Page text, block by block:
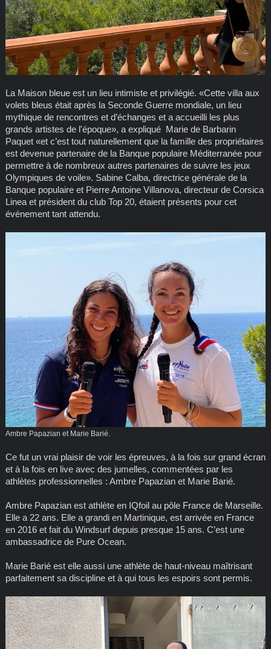
La Maison bleue est un lieu intimiste et privilégié. «Cette villa aux
volets bleus était après la Seconde Guerre mondiale, un lieu
mythique de rencontres et d’échanges et a accueilli les plus
grands artistes de l'époque», a expliqué Marie de Barbarin
Paquet «et c’est tout naturellement que la famille des propriétaires
est devenue partenaire de la Banque populaire Méditerranée pour
permettre à de nombreux autres partenaires de suivre les jeux
Olympiques de voile». Sabine Calba, directrice générale de la
Banque populaire et Pierre Antoine Villanova, directeur de Corsica
Linea et président du club Top 20, étaient présents pour cet
événement tant attendu.
Ambre Papazian et Marie Barié.
Ce fut un vrai plaisir de voir les épreuves, à la fois sur grand écran
et à la fois en live avec des jumelles, commentées par les
athlètes professionnelles : Ambre Papazian et Marie Barié.
Ambre Papazian est athlète en IQfoil au pôle France de Marseille.
Elle a 22 ans. Elle a grandi en Martinique, est arrivée en France
en 2016 et fait du Windsurf depuis presque 15 ans. C’est une
ambassadrice de Pure Ocean.
Marie Barié est elle aussi une athlète de haut-niveau maîtrisant
parfaitement sa discipline et à qui tous les espoirs sont permis.